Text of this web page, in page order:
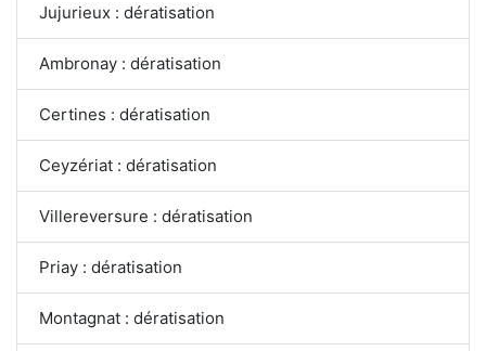
Jujurieux : dératisation
Ambronay : dératisation
Certines : dératisation
Ceyzériat : dératisation
Villereversure : dératisation
Priay : dératisation
Montagnat : dératisation